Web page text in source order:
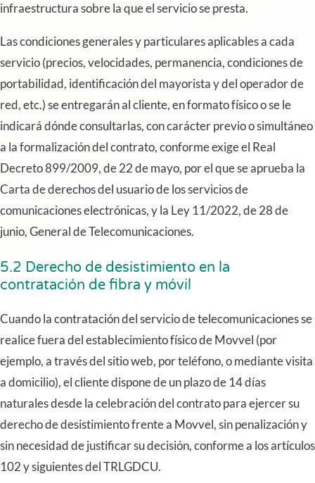
infraestructura sobre la que el servicio se presta.
Las condiciones generales y particulares aplicables a cada
servicio (precios, velocidades, permanencia, condiciones de
portabilidad, identificación del mayorista y del operador de
red, etc.) se entregarán al cliente, en formato físico o se le
indicará dónde consultarlas, con carácter previo o simultáneo
a la formalización del contrato, conforme exige el Real
Decreto 899/2009, de 22 de mayo, por el que se aprueba la
Carta de derechos del usuario de los servicios de
comunicaciones electrónicas, y la Ley 11/2022, de 28 de
junio, General de Telecomunicaciones.
5.2 Derecho de desistimiento en la
contratación de fibra y móvil
Cuando la contratación del servicio de telecomunicaciones se
realice fuera del establecimiento físico de Movvel (por
ejemplo, a través del sitio web, por teléfono, o mediante visita
a domicilio), el cliente dispone de un plazo de 14 días
naturales desde la celebración del contrato para ejercer su
derecho de desistimiento frente a Movvel, sin penalización y
sin necesidad de justificar su decisión, conforme a los artículos
102 y siguientes del TRLGDCU.